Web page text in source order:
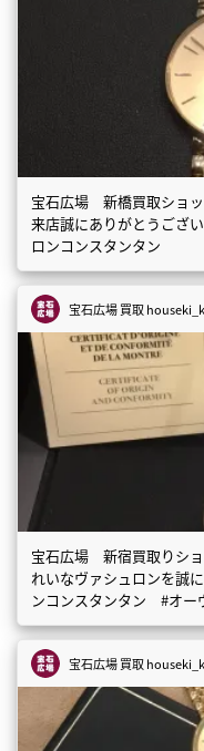
宝石広場 新橋買取ショ
来店誠にありがとうござ
ロンコンスタンタン
宝石広場 買取
宝石広場 新宿買取りシ
れいなヴァシュロンを誠
ンコンスタンタン #オー
宝石広場 買取